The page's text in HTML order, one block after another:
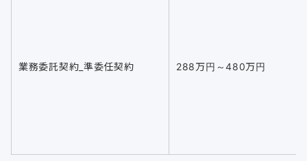
業務委託契約_準委任契約 288万円～480万円